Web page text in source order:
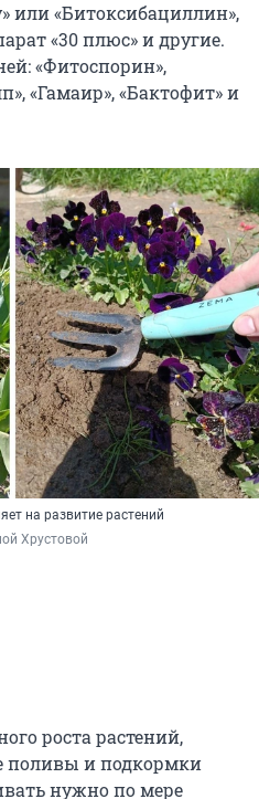
или «Битоксибациллин»,
«30 плюс» и другие.
«Фитоспорин»,
«Гамаир», «Бактофит» и
на развитие растений
Хрустовой
роста растений,
поливы и подкормки
нужно по мере